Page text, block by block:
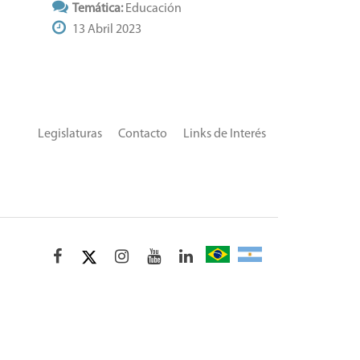
Temática: Educación
13 Abril 2023
Links de Interés
Contacto
Legislaturas